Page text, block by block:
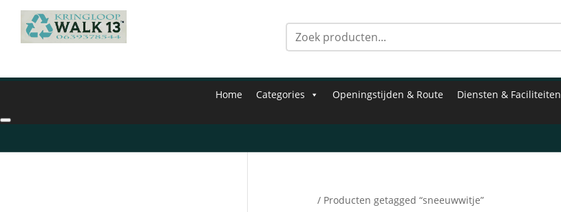
Home Categories Openingstijden & Route Diensten & Faciliteiten
/ Producten getagged “sneeuwwitje”